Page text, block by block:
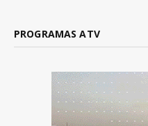
PROGRAMAS ATV